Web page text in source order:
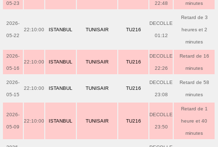
05-23 22:48 minutes
2026-
05-22
22:10:00 ISTANBUL TUNISAIR TU216
DECOLLE
01:12
Retard de 3
heures et 2
minutes
2026-
05-16
22:10:00 ISTANBUL TUNISAIR TU216
DECOLLE
22:26
Retard de 16
minutes
2026-
05-15
22:10:00 ISTANBUL TUNISAIR TU216
DECOLLE
23:08
Retard de 58
minutes
2026-
05-09
22:10:00 ISTANBUL TUNISAIR TU216
DECOLLE
23:50
Retard de 1
heure et 40
minutes